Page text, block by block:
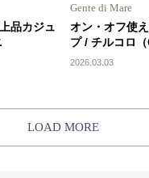
品カジュ
Gente di Mare
オン・オフ使
プ / チルコロ（
2026.03.03
LOAD MORE